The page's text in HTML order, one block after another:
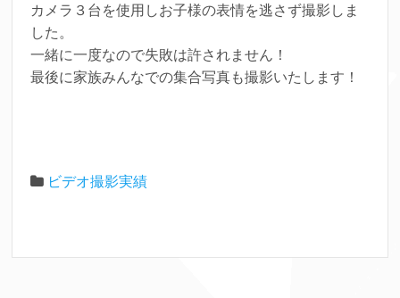
カメラ３台を使用しお子様の表情を逃さず撮影しま
した。
一緒に一度なので失敗は許されません！
最後に家族みんなでの集合写真も撮影いたします！
ビデオ撮影実績